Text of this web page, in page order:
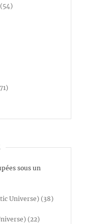
sous un
Universe) (38)
(22)